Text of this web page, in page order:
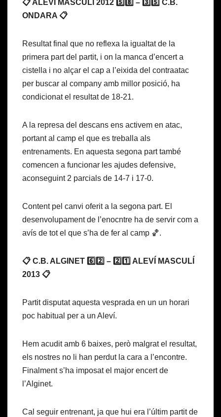
📋 ALEVÍ MASCULÍ 2012 5️⃣8️⃣ – 3️⃣5️⃣ C.B.
ONDARA 📋
Resultat final que no reflexa la igualtat de la
primera part del partit, i on la manca d’encert a
cistella i no alçar el cap a l’eixida del contraatac
per buscar al company amb millor posició, ha
condicionat el resultat de 18-21.
A la represa del descans ens activem en atac,
portant al camp el que es treballa als
entrenaments. En aquesta segona part també
comencen a funcionar les ajudes defensive,
aconseguint 2 parcials de 14-7 i 17-0.
Content pel canvi oferit a la segona part. El
desenvolupament de l’enocntre ha de servir com a
avís de tot el que s’ha de fer al camp 🏀.
📋 C.B. ALGINET 6️⃣2️⃣ – 2️⃣1️⃣ ALEVÍ MASCULÍ
2013 📋
Partit disputat aquesta vesprada en un un horari
poc habitual per a un Aleví.
Hem acudit amb 6 baixes, però malgrat el resultat,
els nostres no li han perdut la cara a l’encontre.
Finalment s’ha imposat el major encert de
l’Alginet.
Cal seguir entrenant, ja que hui era l’últim partit de